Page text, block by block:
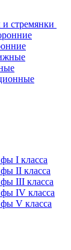
стремянки
I класса
II класса
III класса
IV класса
V класса